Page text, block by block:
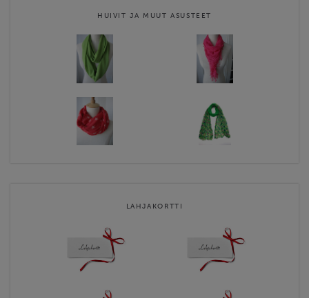
HUIVIT JA MUUT ASUSTEET
LAHJAKORTTI